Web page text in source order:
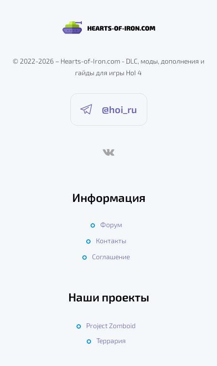
© 2022-2026 – Hearts-of-Iron.com - DLC, моды, дополнения и
гайды для игры HoI 4
@hoi_ru
Информация
Форум
Контакты
Соглашение
Наши проекты
Project Zomboid
Террария